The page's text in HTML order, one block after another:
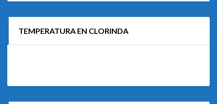
TEMPERATURA EN CLORINDA